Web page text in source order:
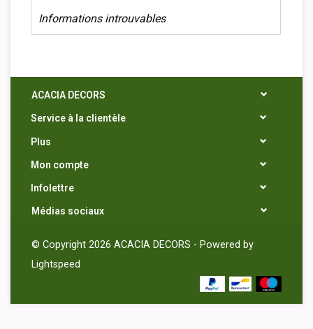
Informations introuvables
ACACIA DECORS
Service à la clientèle
Plus
Mon compte
Infolettre
Médias sociaux
© Copyright 2026 ACACIA DECORS - Powered by
Lightspeed